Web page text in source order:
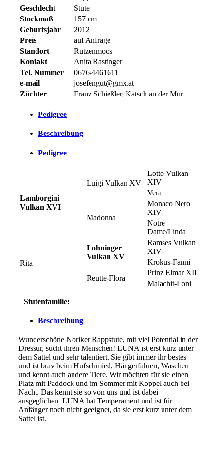
Geschlecht
Stute
Stockmaß
157 cm
Geburtsjahr
2012
Preis
auf Anfrage
Standort
Rutzenmoos
Kontakt
Anita Rastinger
Tel. Nummer
0676/4461611
e-mail
josefengut@gmx.at
Züchter
Franz Schießler, Katsch an der Mur
Pedigree
Beschreibung
Pedigree
Lamborgini
Vulkan XVI
Luigi Vulkan XV
Lotto Vulkan
XIV
Vera
Madonna
Monaco Nero
XIV
Notre
Dame/Linda
Rita
Lohninger
Vulkan XV
Ramses Vulkan
XIV
Krokus-Fanni
Reutte-Flora
Prinz Elmar XII
Malachit-Loni
Stutenfamilie:
Beschreibung
Wunderschöne Noriker Rappstute, mit viel Potential in der
Dressur, sucht ihren Menschen! LUNA ist erst kurz unter
dem Sattel und sehr talentiert. Sie gibt immer ihr bestes
und ist brav beim Hufschmied, Hängerfahren, Waschen
und kennt auch andere Tiere. Wir möchten für sie einen
Platz mit Paddock und im Sommer mit Koppel auch bei
Nacht. Das kennt sie so von uns und ist dabei
ausgeglichen. LUNA hat Temperament und ist für
Anfänger noch nicht geeignet, da sie erst kurz unter dem
Sattel ist.